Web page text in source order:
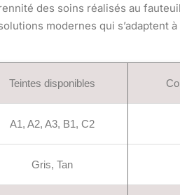
des soins réalisés au
modernes qui s’adaptent
Teintes disponibles
A1, A2, A3, B1, C2
Gris, Tan